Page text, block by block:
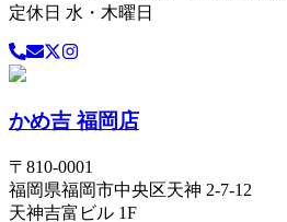
定休日 水・木曜日
かめ吉 福岡店
〒 810-0001
福岡県福岡市中央区天神 2-7-12
天神吉富ビル 1F